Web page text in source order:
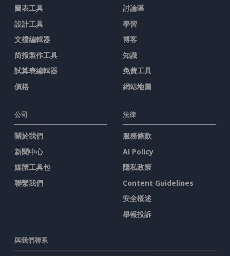
圖表工具
設計工具
文檔編輯器
简报製作工具
試算表編輯器
價格
討論區
學習
博客
知識
免費工具
網站地圖
公司
關於我們
新聞中心
媒體工具包
聯繫我們
法律
服務條款
AI Policy
隱私政策
Content Guidelines
安全概述
舉報投訴
與我們聯系